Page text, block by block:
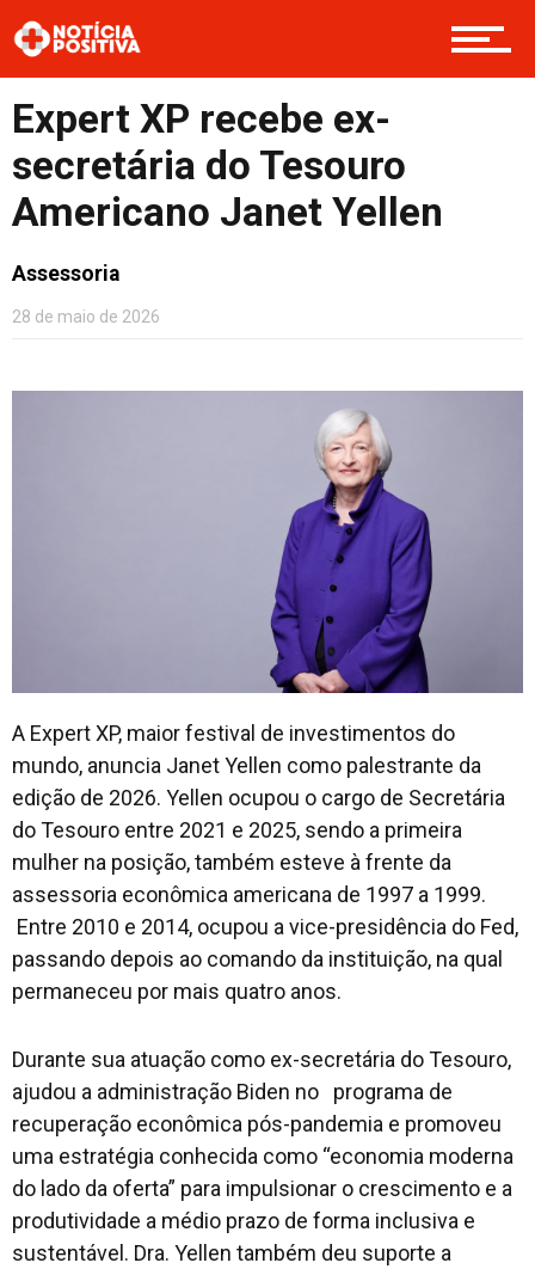
Saúde & Bem-estar
Boas Ações
Expert XP recebe ex-
secretária do Tesouro
Americano Janet Yellen
Assessoria
28 de maio de 2026
A Expert XP, maior festival de investimentos do
mundo, anuncia Janet Yellen como palestrante da
edição de 2026. Yellen ocupou o cargo de Secretária
do Tesouro entre 2021 e 2025, sendo a primeira
mulher na posição, também esteve à frente da
assessoria econômica americana de 1997 a 1999.
Entre 2010 e 2014, ocupou a vice-presidência do Fed,
passando depois ao comando da instituição, na qual
permaneceu por mais quatro anos.
Durante sua atuação como ex-secretária do Tesouro,
ajudou a administração Biden no programa de
recuperação econômica pós-pandemia e promoveu
uma estratégia conhecida como “economia moderna
do lado da oferta” para impulsionar o crescimento e a
produtividade a médio prazo de forma inclusiva e
sustentável. Dra. Yellen também deu suporte a